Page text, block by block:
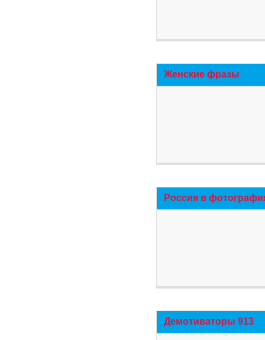
Женские фразы
Россия в
Демотиваторы 913